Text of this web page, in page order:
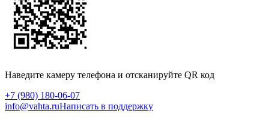
Наведите камеру телефона и отсканируйте QR код
+7 (980) 180-06-07
info@vahta.ruНаписать в поддержку